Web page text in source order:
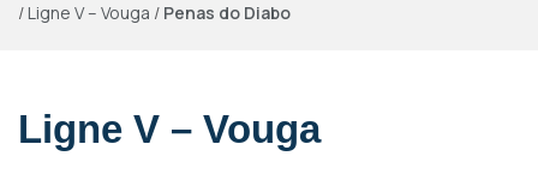
/Ligne V – Vouga / Penas do Diabo
Ligne V – Vouga